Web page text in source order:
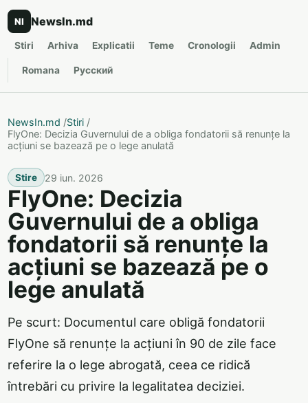
NI NewsIn.md
Stiri Arhiva Explicatii Teme Cronologii Admin
Romana Русский
NewsIn.md /Stiri /
FlyOne: Decizia Guvernului de a obliga fondatorii să renunțe la
acțiuni se bazează pe o lege anulată
Stire 29 iun. 2026
FlyOne: Decizia
Guvernului de a obliga
fondatorii să renunțe la
acțiuni se bazează pe o
lege anulată
Pe scurt: Documentul care obligă fondatorii
FlyOne să renunțe la acțiuni în 90 de zile face
referire la o lege abrogată, ceea ce ridică
întrebări cu privire la legalitatea deciziei.